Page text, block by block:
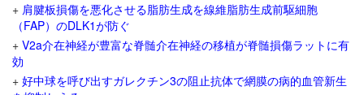
+ 肩腱板損傷を悪化させる脂肪生成を線維脂肪生成前駆細胞
（FAP）のDLK1が防ぐ
+ V2a介在神経が豊富な脊髄介在神経の移植が脊髄損傷ラットに有
効
+ 好中球を呼び出すガレクチン3の阻止抗体で網膜の病的血管新生